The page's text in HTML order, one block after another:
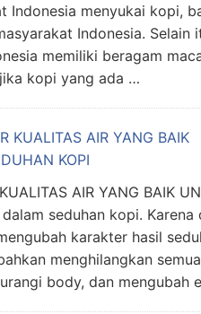
Indonesia menyukai kopi,
Indonesia.
memiliki beragam
kopi yang ada …
AIR YANG BAIK
seduhan kopi.
karakter hasil
menghilangkan
body, dan mengubah